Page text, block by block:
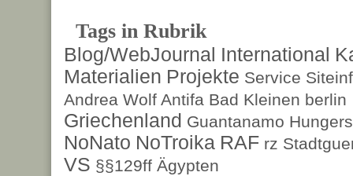
Tags in Rubrik
Blog/WebJournal International
Materialien Projekte Service
Andrea Wolf Antifa Bad Kleinen berlin
Griechenland Guantanamo
NoNato NoTroika RAF rz
VS §§129ff Ägypten